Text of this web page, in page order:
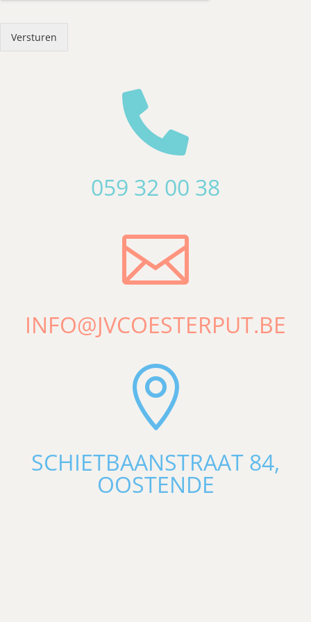
Versturen

059 32 00 38

INFO@JVCOESTERPUT.BE

SCHIETBAANSTRAAT 84,
OOSTENDE